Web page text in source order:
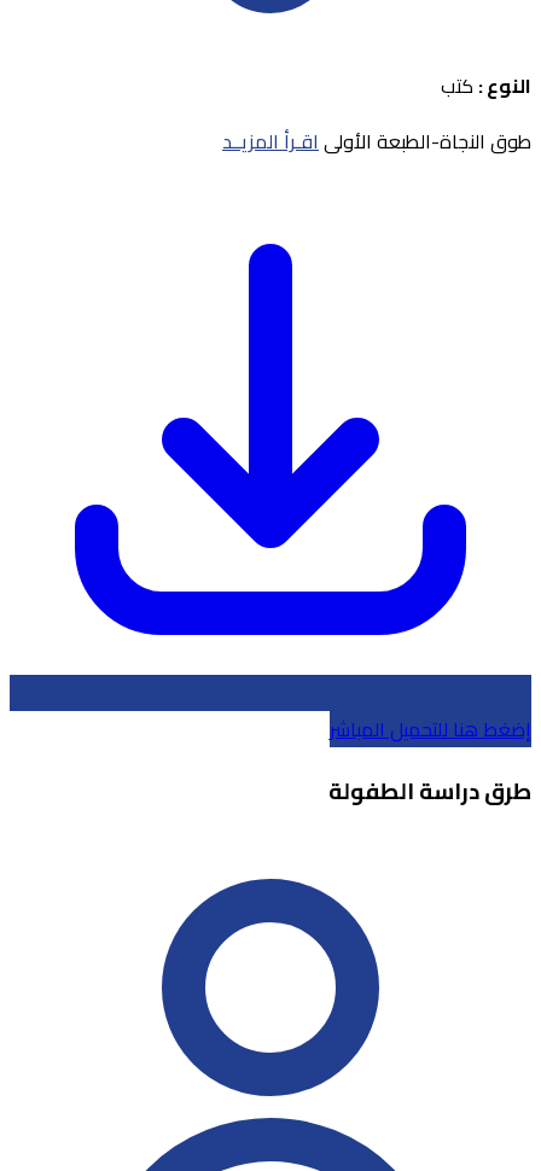
النوع : كتب
طوق النجاة-الطبعة الأولىاقـرأ المزيــد
إضغط هنا للتحميل المباشر
طرق دراسة الطفولة